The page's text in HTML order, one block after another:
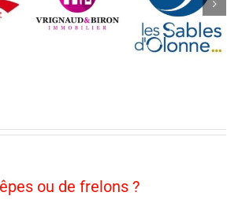
ou de frelons ?